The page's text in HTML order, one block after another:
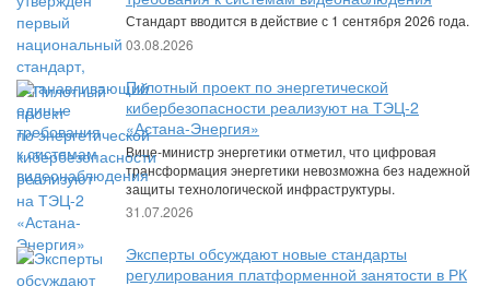
Стандарт вводится в действие с 1 сентября 2026 года.
03.08.2026
Пилотный проект по энергетической
кибербезопасности реализуют на ТЭЦ-2
«Астана-Энергия»
Вице-министр энергетики отметил, что цифровая
трансформация энергетики невозможна без надежной
защиты технологической инфраструктуры.
31.07.2026
Эксперты обсуждают новые стандарты
регулирования платформенной занятости в РК